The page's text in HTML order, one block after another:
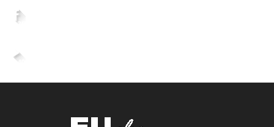
2,265
4,400